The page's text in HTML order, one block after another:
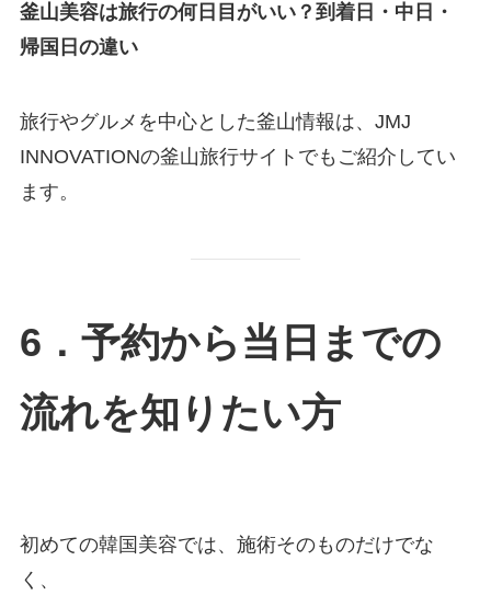
釜山美容は旅行の何日目がいい？到着日・中日・
帰国日の違い
旅行やグルメを中心とした釜山情報は、JMJ
INNOVATIONの釜山旅行サイトでもご紹介してい
ます。
6．予約から当日までの
流れを知りたい方
初めての韓国美容では、施術そのものだけでな
く、